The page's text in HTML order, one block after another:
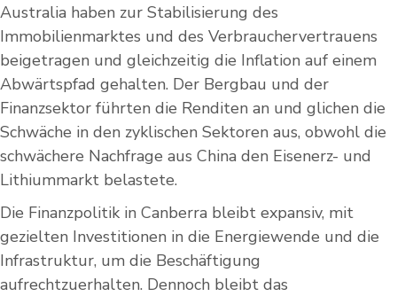
Australia haben zur Stabilisierung des
Immobilienmarktes und des Verbrauchervertrauens
beigetragen und gleichzeitig die Inflation auf einem
Abwärtspfad gehalten. Der Bergbau und der
Finanzsektor führten die Renditen an und glichen die
Schwäche in den zyklischen Sektoren aus, obwohl die
schwächere Nachfrage aus China den Eisenerz- und
Lithiummarkt belastete.
Die Finanzpolitik in Canberra bleibt expansiv, mit
gezielten Investitionen in die Energiewende und die
Infrastruktur, um die Beschäftigung
aufrechtzuerhalten. Dennoch bleibt das